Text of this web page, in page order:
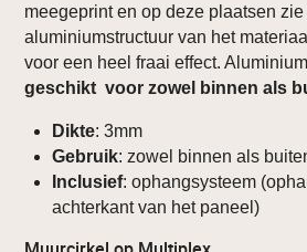
meegeprint en op deze plaatsen
aluminiumstructuur van het
voor een heel fraai effect.
geschikt voor zowel binnen als
Dikte: 3mm
Gebruik: zowel binnen als
Inclusief: ophangsysteem
achterkant van het paneel)